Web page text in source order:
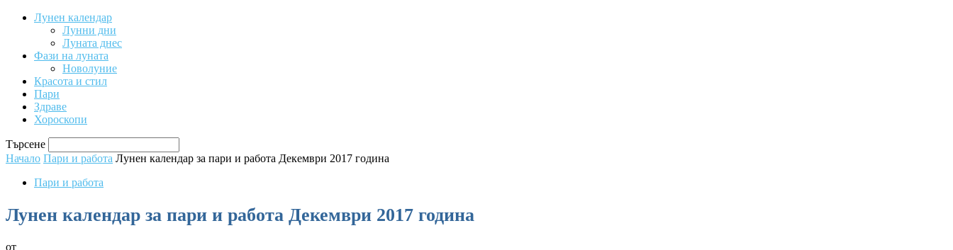
Лунен календар
Лунни дни
Луната днес
Фази на луната
Новолуние
Красота и стил
Пари
Здраве
Хороскопи
Търсене
Начало Пари и работа Лунен календар за пари и работа Декември 2017 година
Пари и работа
Лунен календар за пари и работа Декември 2017 година
от